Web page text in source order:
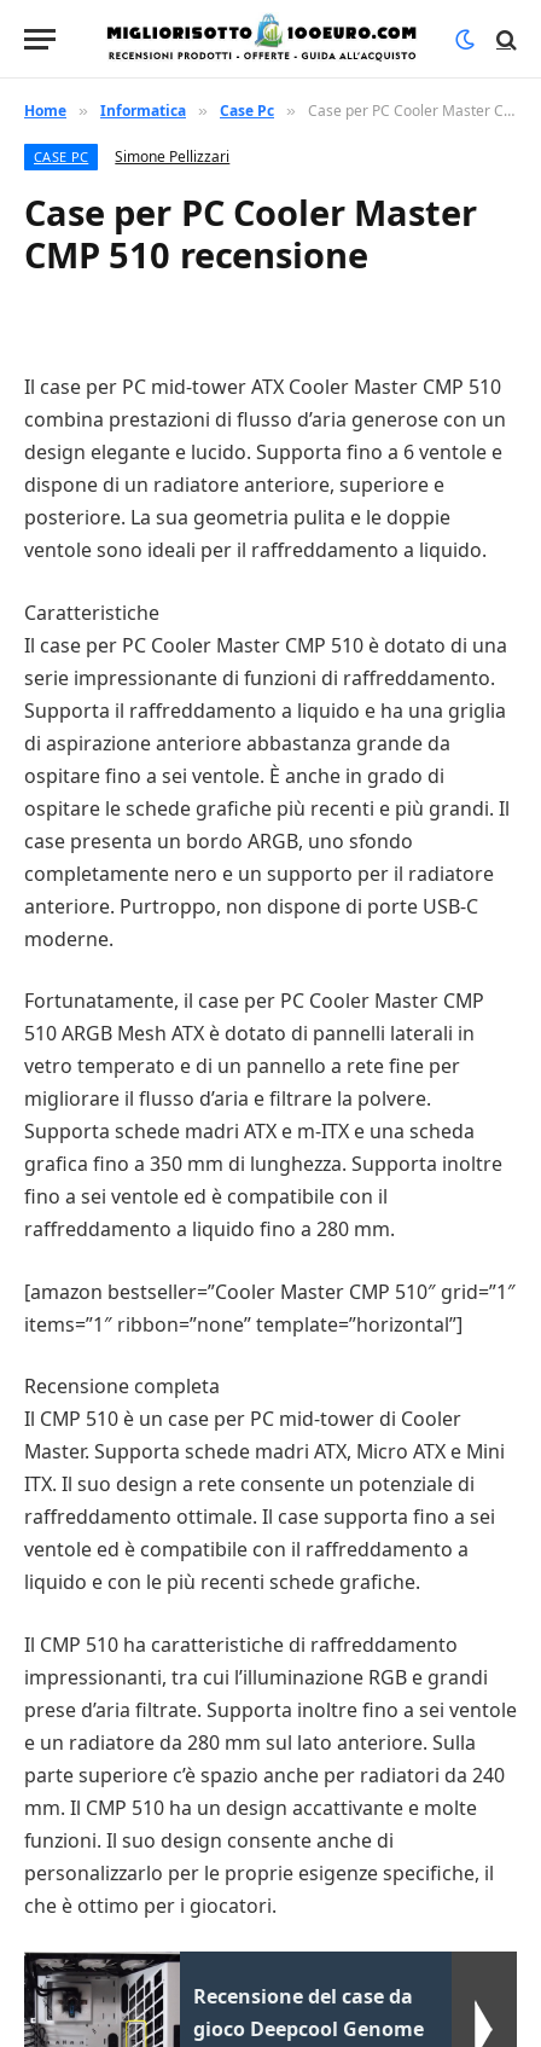
Home » Informatica » Case Pc » Case per PC Cooler Master CMP 510 recensione
CASE PC Simone Pellizzari
Case per PC Cooler Master
CMP 510 recensione
Il case per PC mid-tower ATX Cooler Master CMP 510
combina prestazioni di flusso d’aria generose con un
design elegante e lucido. Supporta fino a 6 ventole e
dispone di un radiatore anteriore, superiore e
posteriore. La sua geometria pulita e le doppie
ventole sono ideali per il raffreddamento a liquido.
Caratteristiche
Il case per PC Cooler Master CMP 510 è dotato di una
serie impressionante di funzioni di raffreddamento.
Supporta il raffreddamento a liquido e ha una griglia
di aspirazione anteriore abbastanza grande da
ospitare fino a sei ventole. È anche in grado di
ospitare le schede grafiche più recenti e più grandi. Il
case presenta un bordo ARGB, uno sfondo
completamente nero e un supporto per il radiatore
anteriore. Purtroppo, non dispone di porte USB-C
moderne.
Fortunatamente, il case per PC Cooler Master CMP
510 ARGB Mesh ATX è dotato di pannelli laterali in
vetro temperato e di un pannello a rete fine per
migliorare il flusso d’aria e filtrare la polvere.
Supporta schede madri ATX e m-ITX e una scheda
grafica fino a 350 mm di lunghezza. Supporta inoltre
fino a sei ventole ed è compatibile con il
raffreddamento a liquido fino a 280 mm.
[amazon bestseller=”Cooler Master CMP 510″ grid=”1″
items=”1″ ribbon=”none” template=”horizontal”]
Recensione completa
Il CMP 510 è un case per PC mid-tower di Cooler
Master. Supporta schede madri ATX, Micro ATX e Mini
ITX. Il suo design a rete consente un potenziale di
raffreddamento ottimale. Il case supporta fino a sei
ventole ed è compatibile con il raffreddamento a
liquido e con le più recenti schede grafiche.
Il CMP 510 ha caratteristiche di raffreddamento
impressionanti, tra cui l’illuminazione RGB e grandi
prese d’aria filtrate. Supporta inoltre fino a sei ventole
e un radiatore da 280 mm sul lato anteriore. Sulla
parte superiore c’è spazio anche per radiatori da 240
mm. Il CMP 510 ha un design accattivante e molte
funzioni. Il suo design consente anche di
personalizzarlo per le proprie esigenze specifiche, il
che è ottimo per i giocatori.
Recensione del case da
gioco Deepcool Genome